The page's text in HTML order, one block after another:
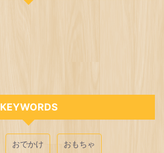
KEYWORDS
おでかけ おもちゃ